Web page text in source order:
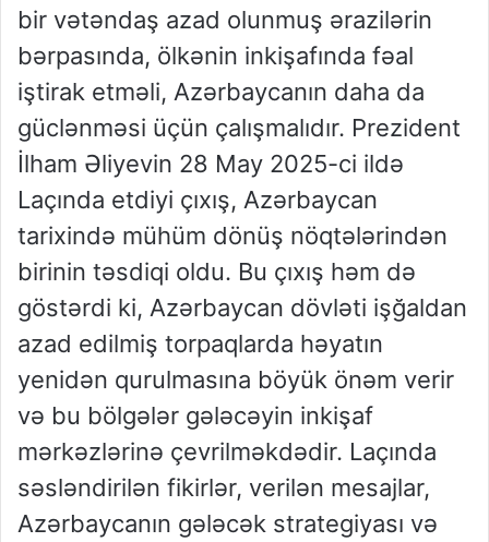
bir vətəndaş azad olunmuş ərazilərin
bərpasında, ölkənin inkişafında fəal
iştirak etməli, Azərbaycanın daha da
güclənməsi üçün çalışmalıdır. Prezident
İlham Əliyevin 28 May 2025-ci ildə
Laçında etdiyi çıxış, Azərbaycan
tarixində mühüm dönüş nöqtələrindən
birinin təsdiqi oldu. Bu çıxış həm də
göstərdi ki, Azərbaycan dövləti işğaldan
azad edilmiş torpaqlarda həyatın
yenidən qurulmasına böyük önəm verir
və bu bölgələr gələcəyin inkişaf
mərkəzlərinə çevrilməkdədir. Laçında
səsləndirilən fikirlər, verilən mesajlar,
Azərbaycanın gələcək strategiyası və